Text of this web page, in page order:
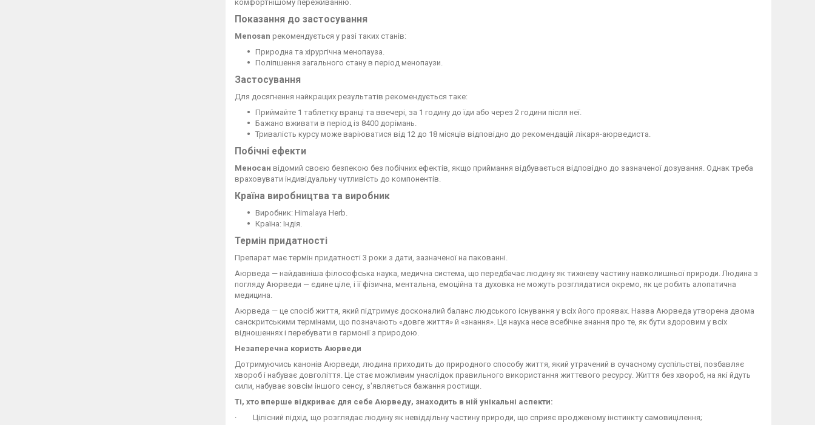
комфортнішому переживанню.
Показання до застосування
Menosan рекомендується у разі таких станів:
Природна та хірургічна менопауза.
Поліпшення загального стану в період менопаузи.
Застосування
Для досягнення найкращих результатів рекомендується таке:
Приймайте 1 таблетку вранці та ввечері, за 1 годину до їди або через 2 години після неї.
Бажано вживати в період із 8400 дорімань.
Тривалість курсу може варіюватися від 12 до 18 місяців відповідно до рекомендацій лікаря-аюрведиста.
Побічні ефекти
Меносан відомий своєю безпекою без побічних ефектів, якщо приймання відбувається відповідно до зазначеної дозування. Однак треба
враховувати індивідуальну чутливість до компонентів.
Країна виробництва та виробник
Виробник: Himalaya Herb.
Країна: Індія.
Термін придатності
Препарат має термін придатності 3 роки з дати, зазначеної на пакованні.
Аюрведа — найдавніша філософська наука, медична система, що передбачає людину як тижневу частину навколишньої природи. Людина з
погляду Аюрведи — єдине ціле, і її фізична, ментальна, емоційна та духовка не можуть розглядатися окремо, як це робить алопатична
медицина.
Аюрведа — це спосіб життя, який підтримує досконалий баланс людського існування у всіх його проявах. Назва Аюрведа утворена двома
санскритськими термінами, що позначають «довге життя» й «знання». Ця наука несе всебічне знання про те, як бути здоровим у всіх
відношеннях і перебувати в гармонії з природою.
Незаперечна користь Аюрведи
Дотримуючись канонів Аюрведи, людина приходить до природного способу життя, який утрачений в сучасному суспільстві, позбавляє
хвороб і набуває довголіття. Це стає можливим унаслідок правильного використання життєвого ресурсу. Життя без хвороб, на які йдуть
сили, набуває зовсім іншого сенсу, з'являється бажання ростищи.
Ті, хто вперше відкриває для себе Аюрведу, знаходить в ній унікальні аспекти:
· Цілісний підхід, що розглядає людину як невіддільну частину природи, що сприяє вродженому інстинкту самовицілення;